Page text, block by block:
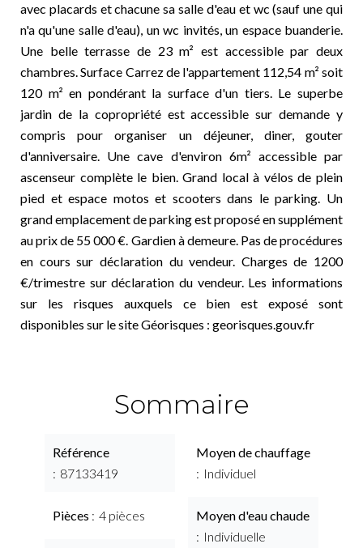
avec placards et chacune sa salle d'eau et wc (sauf une qui
n'a qu'une salle d'eau), un wc invités, un espace buanderie.
Une belle terrasse de 23 m² est accessible par deux
chambres. Surface Carrez de l'appartement 112,54 m² soit
120 m² en pondérant la surface d'un tiers. Le superbe
jardin de la copropriété est accessible sur demande y
compris pour organiser un déjeuner, diner, gouter
d'anniversaire. Une cave d'environ 6m² accessible par
ascenseur complète le bien. Grand local à vélos de plein
pied et espace motos et scooters dans le parking. Un
grand emplacement de parking est proposé en supplément
au prix de 55 000 €. Gardien à demeure. Pas de procédures
en cours sur déclaration du vendeur. Charges de 1200
€/trimestre sur déclaration du vendeur. Les informations
sur les risques auxquels ce bien est exposé sont
disponibles sur le site Géorisques : georisques.gouv.fr
Sommaire
Référence
87133419
Pièces 4 pièces
Moyen de chauffage
Individuel
Moyen d'eau chaude
Individuelle